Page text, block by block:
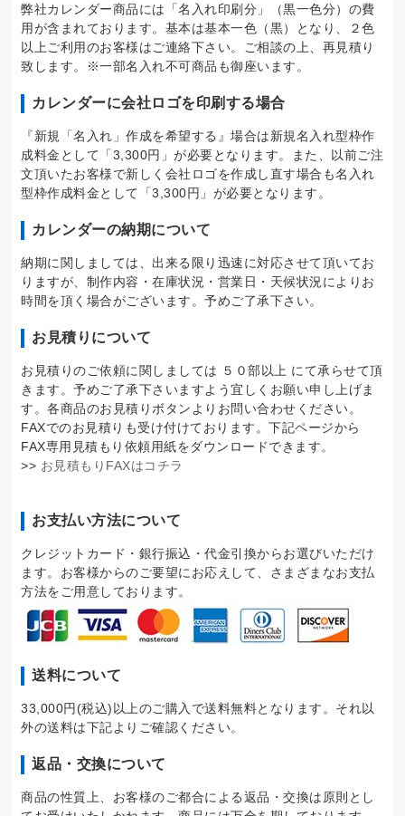
弊社カレンダー商品には「名入れ印刷分」（黒一色分）の費
用が含まれております。基本は基本一色（黒）となり、２色
以上ご利用のお客様はご連絡下さい。ご相談の上、再見積り
致します。※一部名入れ不可商品も御座います。
カレンダーに会社ロゴを印刷する場合
『新規「名入れ」作成を希望する』場合は新規名入れ型枠作
成料金として「3,300円」が必要となります。また、以前ご注
文頂いたお客様で新しく会社ロゴを作成し直す場合も名入れ
型枠作成料金として「3,300円」が必要となります。
カレンダーの納期について
納期に関しましては、出来る限り迅速に対応させて頂いてお
りますが、制作内容・在庫状況・営業日・天候状況によりお
時間を頂く場合がございます。予めご了承下さい。
お見積りについて
お見積りのご依頼に関しましては ５０部以上 にて承らせて頂
きます。予めご了承下さいますよう宜しくお願い申し上げま
す。各商品のお見積りボタンよりお問い合わせください。
FAXでのお見積りも受け付けております。下記ページから
FAX専用見積もり依頼用紙をダウンロードできます。
>> お見積もりFAXはコチラ
お支払い方法について
クレジットカード・銀行振込・代金引換からお選びいただけ
ます。お客様からのご要望にお応えして、さまざまなお支払
方法をご用意しております。
送料について
33,000円(税込)以上のご購入で送料無料となります。それ以
外の送料は下記よりご確認ください。
返品・交換について
商品の性質上、お客様のご都合による返品・交換は原則とし